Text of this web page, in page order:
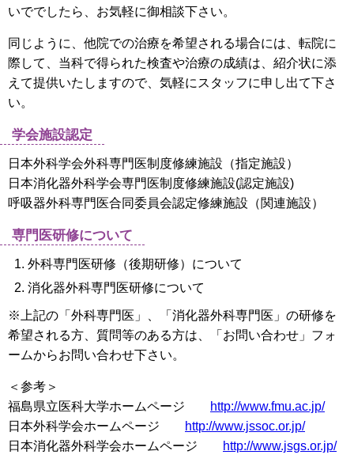
いででしたら、お気軽に御相談下さい。
同じように、他院での治療を希望される場合には、転院に
際して、当科で得られた検査や治療の成績は、紹介状に添
えて提供いたしますので、気軽にスタッフに申し出て下さ
い。
学会施設認定
日本外科学会外科専門医制度修練施設（指定施設）
日本消化器外科学会専門医制度修練施設(認定施設)
呼吸器外科専門医合同委員会認定修練施設（関連施設）
専門医研修について
外科専門医研修（後期研修）について
消化器外科専門医研修について
※上記の「外科専門医」、「消化器外科専門医」の研修を
希望される方、質問等のある方は、「お問い合わせ」フォ
ームからお問い合わせ下さい。
＜参考＞
福島県立医科大学ホームページ
http://www.fmu.ac.jp/
日本外科学会ホームページ
http://www.jssoc.or.jp/
日本消化器外科学会ホームページ
http://www.jsgs.or.jp/